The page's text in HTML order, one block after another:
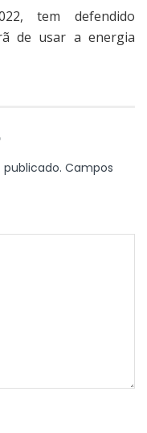
tem defendido
de usar a energia
Campos